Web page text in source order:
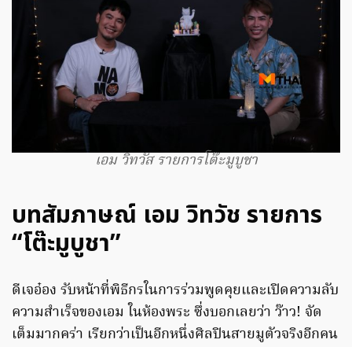
เอม วิทวัส รายการโต๊ะมูบูชา
บทสัมภาษณ์ เอม วิทวัช รายการ
“โต๊ะมูบูชา”
ดีเจอ๋อง รับหน้าที่พิธีกรในการร่วมพูดคุยและเปิดความลับ
ความสำเร็จของเอม ในห้องพระ ซึ่งบอกเลยว่า ว๊าว! จัด
เต็มมากคร่า เรียกว่าเป็นอีกหนึ่งศิลปินสายมูตัวจริงอีกคน